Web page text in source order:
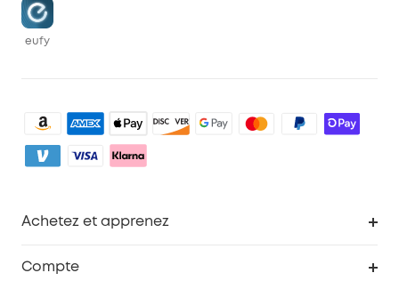
eufy
Achetez et apprenez
Compte